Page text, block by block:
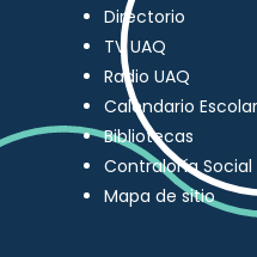
Directorio
TV UAQ
Radio UAQ
Calendario Escolar
Bibliotecas
Contraloría Social
Mapa de sitio